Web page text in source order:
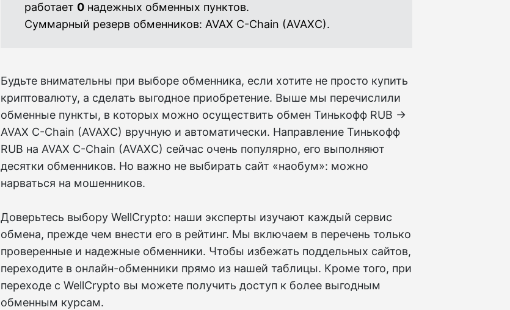
работает 0 надежных обменных пунктов.
Суммарный резерв обменников: AVAX C-Chain (AVAXC).
Будьте внимательны при выборе обменника, если хотите не просто купить
криптовалюту, а сделать выгодное приобретение. Выше мы перечислили
обменные пункты, в которых можно осуществить обмен Тинькофф RUB →
AVAX C-Chain (AVAXC) вручную и автоматически. Направление Тинькофф
RUB на AVAX C-Chain (AVAXC) сейчас очень популярно, его выполняют
десятки обменников. Но важно не выбирать сайт «наобум»: можно
нарваться на мошенников.
Доверьтесь выбору WellCrypto: наши эксперты изучают каждый сервис
обмена, прежде чем внести его в рейтинг. Мы включаем в перечень только
проверенные и надежные обменники. Чтобы избежать поддельных сайтов,
переходите в онлайн-обменники прямо из нашей таблицы. Кроме того, при
переходе с WellCrypto вы можете получить доступ к более выгодным
обменным курсам.